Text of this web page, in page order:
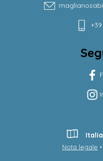
Nota legale •